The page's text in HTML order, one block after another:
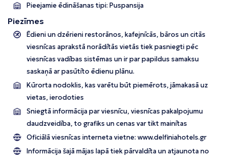
Pieejamie ēdināšanas tipi: Puspansija
Piezīmes
Ēdieni un dzērieni restorānos, kafejnīcās, bāros un citās
viesnīcas aprakstā norādītās vietās tiek pasniegti pēc
viesnīcas vadības sistēmas un ir par papildus samaksu
saskaņā ar pasūtīto ēdienu plānu.
Kūrorta nodoklis, kas varētu būt piemērots, jāmakasā uz
vietas, ierodoties
Sniegtā informācija par viesnīcu, viesnīcas pakalpojumu
daudzveidība, to grafiks un cenas var tikt mainītas
Oficiālā viesnīcas interneta vietne: www.delfiniahotels.gr
Informācija šajā mājas lapā tiek pārvaldīta un atjaunota no